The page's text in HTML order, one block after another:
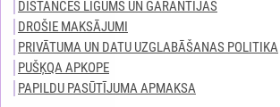
DISTANCES LĪGUMS UN GARANTIJAS
DROŠIE MAKSĀJUMI
PRIVĀTUMA UN DATU UZGLABĀŠANAS POLITIKA
PUŠĶQA APKOPE
PAPILDU PASŪTĪJUMA APMAKSA